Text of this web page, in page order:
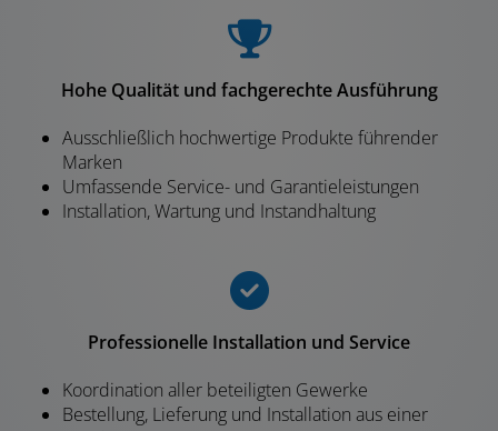
Hohe Qualität und fachgerechte Ausführung
Ausschließlich hochwertige Produkte führender
Marken
Umfassende Service- und Garantieleistungen
Installation, Wartung und Instandhaltung
Professionelle Installation und Service
Koordination aller beteiligten Gewerke
Bestellung, Lieferung und Installation aus einer